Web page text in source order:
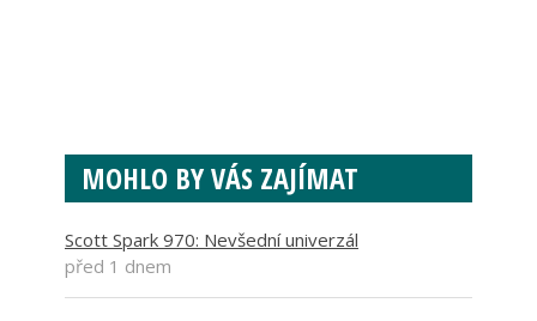
MOHLO BY VÁS ZAJÍMAT
Scott Spark 970: Nevšední univerzál
před 1 dnem